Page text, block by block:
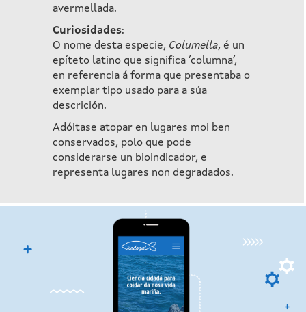
avermellada.
Curiosidades:
O nome desta especie, Columella, é un
epíteto latino que significa ‘columna’,
en referencia á forma que presentaba o
exemplar tipo usado para a súa
descrición.
Adóitase atopar en lugares moi ben
conservados, polo que pode
considerarse un bioindicador, e
representa lugares non degradados.